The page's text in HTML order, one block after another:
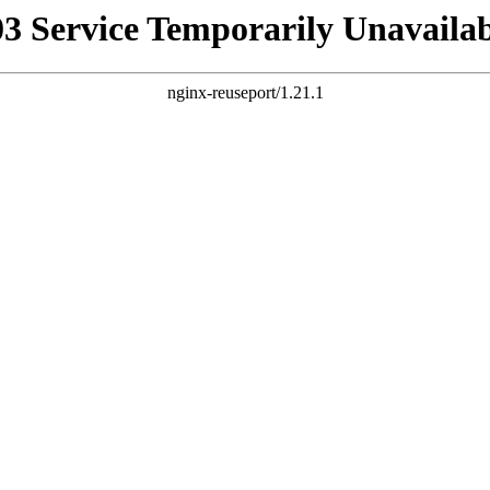
Service Temporarily
nginx-reuseport/1.21.1